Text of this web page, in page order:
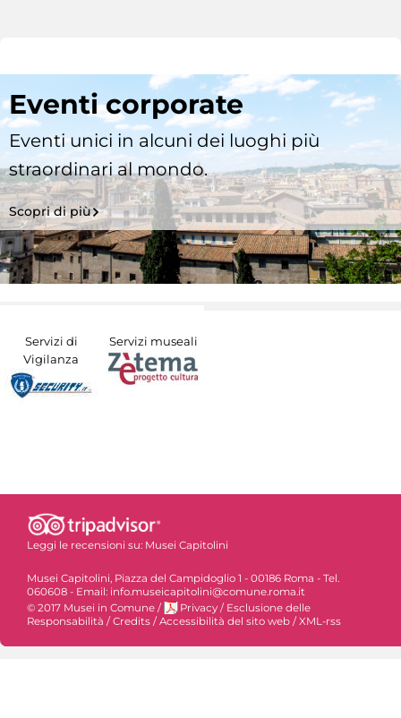
Eventi corporate
Eventi unici in alcuni dei luoghi più
straordinari al mondo.
Scopri di più
Servizi di
Vigilanza
Servizi museali
Leggi le recensioni su: Musei Capitolini
Musei Capitolini, Piazza del Campidoglio 1 - 00186 Roma - Tel.
060608 - Email: info.museicapitolini@comune.roma.it
© 2017 Musei in Comune / Privacy / Esclusione delle
Responsabilità / Credits / Accessibilità del sito web / XML-rss